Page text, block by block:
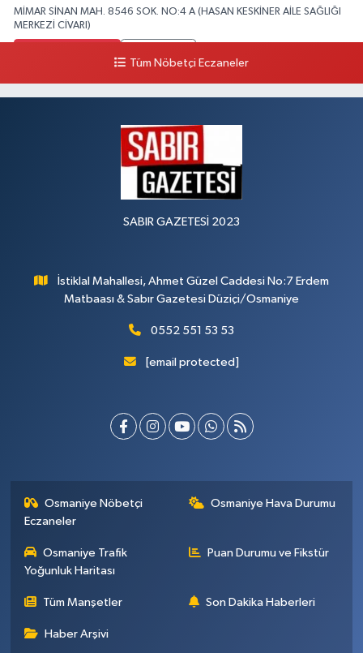
MİMAR SİNAN MAH. 8546 SOK. NO:4 A (HASAN KESKİNER AİLE SAĞLIĞI
MERKEZİ CİVARI)
Tüm Nöbetçi Eczaneler
SABIR GAZETESİ 2023
İstiklal Mahallesi, Ahmet Güzel Caddesi No:7 Erdem
Matbaası & Sabır Gazetesi Düziçi/Osmaniye
0552 551 53 53
[email protected]
Osmaniye Nöbetçi
Eczaneler
Osmaniye Hava Durumu
Osmaniye Trafik
Yoğunluk Haritası
Puan Durumu ve Fikstür
Tüm Manşetler Son Dakika Haberleri
Haber Arşivi